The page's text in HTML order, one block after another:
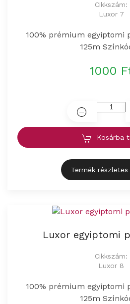
Cikkszám:
Luxor 7
100% prémium egyiptomi
125m
1000
Kosárba
Termék
Luxor egyiptomi
Cikkszám:
Luxor 8
100% prémium egyiptomi
125m